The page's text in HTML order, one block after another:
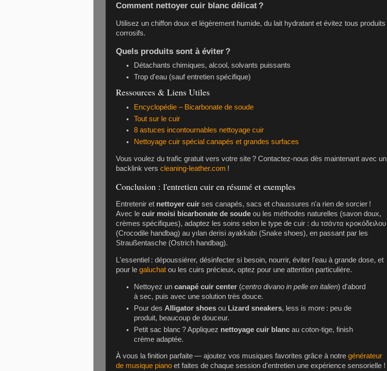
Comment nettoyer cuir blanc délicat ?
Utilisez un chiffon doux et légèrement humide, du lait hydratant et évitez tous produits
corrosifs.
Quels produits sont à éviter ?
Détachants chimiques, alcool, solvants puissants
Trop d'eau (sauf entretien spécifique)
Ressources & Liens Utiles
Encyclopédie – Bicarbonate de soude
Tout sur le cuir
8 astuces incontournables nettoyage cuir
Nettoyage cuir spécial canapés et grandes surfaces
Vous voulez du trafic gratuit vers votre site ? Contactez-nous dès maintenant avec un
backlink vers cleaning-leather.com !
Conclusion : l'entretien cuir en résumé et exemples
Entretenir et nettoyer cuir ses canapés, sacs et chaussures n'a rien de sorcier !
Avec le cuir moisi bicarbonate de soude ou les méthodes naturelles (savon doux,
crèmes spécifiques), adaptez les soins selon le type de cuir : du τσάντα κροκόδειλου
(Crocodile handbag) au yılan derisi ayakkabı (Snake shoes), en passant par les
Straußentasche (Ostrich handbag).
L'essentiel : dépoussiérer, désinfecter si besoin, nourrir, éviter l'eau à grande dose, et
pour le galuchat ou les cuirs précieux, optez pour une attention particulière.
Nettoyez uncanapé cuir center (centro divano in pelle en italien) d'abord
à sec, puis avec une solution très douce.
Pour des Alligator shoes ou Lizard sneakers, less is more : peu de
produit, beaucoup de douceur.
Petit sac blanc ? Appliquez nettoyage cuir blanc au coton-tige, finish
crème adaptée.
À vous la finition parfaite — ajoutez vos musiques favorites grâce à notre générateur
de musique piano et faites de chaque session d'entretien une expérience sensorielle !